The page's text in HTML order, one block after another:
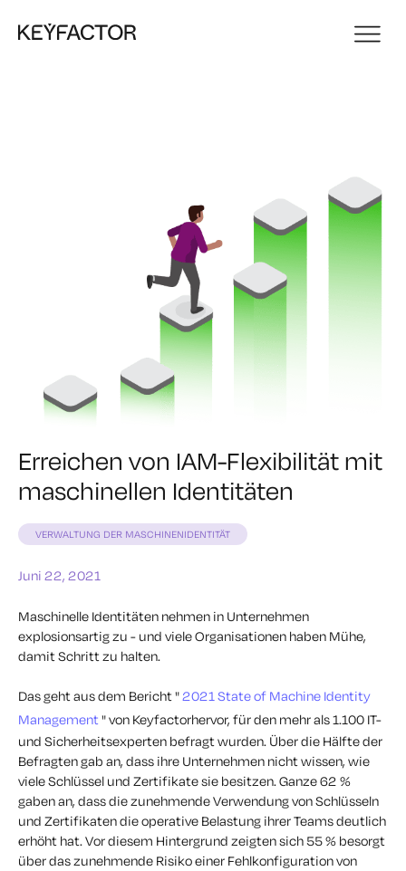
Erreichen von IAM-Flexibilität mit
maschinellen Identitäten
VERWALTUNG DER MASCHINENIDENTITÄT
Juni 22, 2021
Maschinelle Identitäten nehmen in Unternehmen
explosionsartig zu - und viele Organisationen haben Mühe,
damit Schritt zu halten.
Das geht aus dem Bericht "2021 State of Machine Identity
Management" von Keyfactorhervor, für den mehr als 1.100 IT-
und Sicherheitsexperten befragt wurden. Über die Hälfte der
Befragten gab an, dass ihre Unternehmen nicht wissen, wie
viele Schlüssel und Zertifikate sie besitzen. Ganze 62 %
gaben an, dass die zunehmende Verwendung von Schlüsseln
und Zertifikaten die operative Belastung ihrer Teams deutlich
erhöht hat. Vor diesem Hintergrund zeigten sich 55 % besorgt
über das zunehmende Risiko einer Fehlkonfiguration von